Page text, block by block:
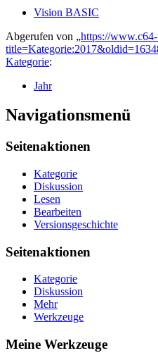
Vision BASIC
Abgerufen von „https://
Kategorie:
Jahr
Navigationsmenü
Seitenaktionen
Kategorie
Diskussion
Lesen
Bearbeiten
Versionsgeschichte
Seitenaktionen
Kategorie
Diskussion
Mehr
Werkzeuge
Meine Werkzeuge